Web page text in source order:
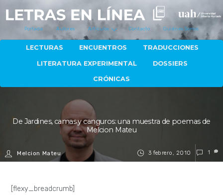
Portada Autores Artículos Contacto Quiénes Somos
LECTURAS ENCUENTROS TRADUCCIONES
LITERATURA EXPERIMENTAL DOSSIERS
CRÓNICAS
3 febrero, 2010
De Jardines, camas y canguros: una muestra de poemas de
Melcion Mateu
Melcion Mateu 1
[flexy_breadcrumb]